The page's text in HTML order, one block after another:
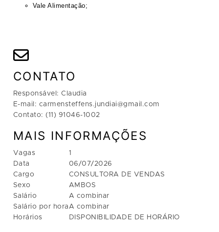
CONTATO
Responsável: Claudia
E-mail: carmensteffens.jundiai@gmail.com
Contato: (11) 91046-1002
MAIS INFORMAÇÕES
Vagas
Data
Cargo
Sexo
Salário
Salário por hora
Horários
1
06/07/2026
CONSULTORA DE VENDAS
AMBOS
A combinar
A combinar
DISPONIBILIDADE DE HORÁRIO
Vale Alimentação;